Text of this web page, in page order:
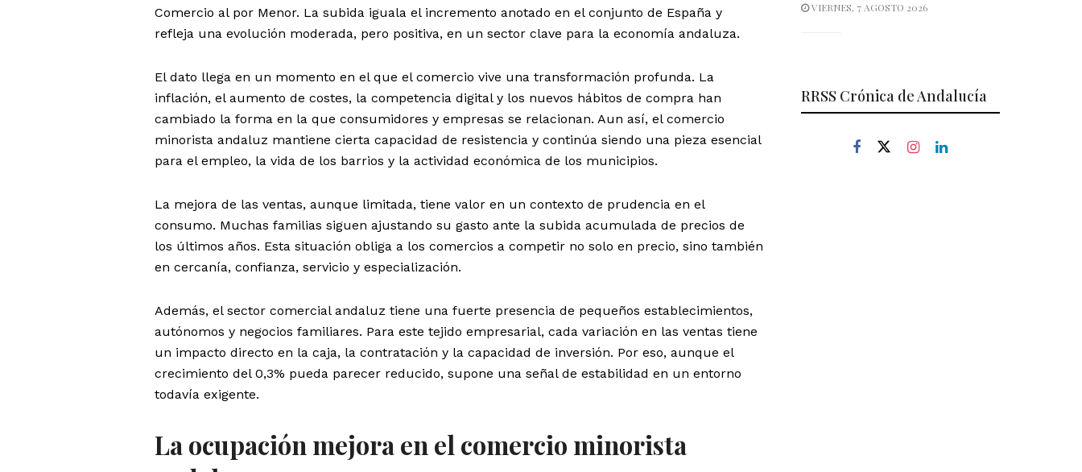
Comercio al por Menor. La subida iguala el incremento anotado en el conjunto de España y
refleja una evolución moderada, pero positiva, en un sector clave para la economía andaluza.
El dato llega en un momento en el que el comercio vive una transformación profunda. La
inflación, el aumento de costes, la competencia digital y los nuevos hábitos de compra han
cambiado la forma en la que consumidores y empresas se relacionan. Aun así, el comercio
minorista andaluz mantiene cierta capacidad de resistencia y continúa siendo una pieza esencial
para el empleo, la vida de los barrios y la actividad económica de los municipios.
La mejora de las ventas, aunque limitada, tiene valor en un contexto de prudencia en el
consumo. Muchas familias siguen ajustando su gasto ante la subida acumulada de precios de
los últimos años. Esta situación obliga a los comercios a competir no solo en precio, sino también
en cercanía, confianza, servicio y especialización.
Además, el sector comercial andaluz tiene una fuerte presencia de pequeños establecimientos,
autónomos y negocios familiares. Para este tejido empresarial, cada variación en las ventas tiene
un impacto directo en la caja, la contratación y la capacidad de inversión. Por eso, aunque el
crecimiento del 0,3% pueda parecer reducido, supone una señal de estabilidad en un entorno
todavía exigente.
La ocupación mejora en el comercio minorista
VIERNES, 7 AGOSTO 2026
RRSS Crónica de Andalucía